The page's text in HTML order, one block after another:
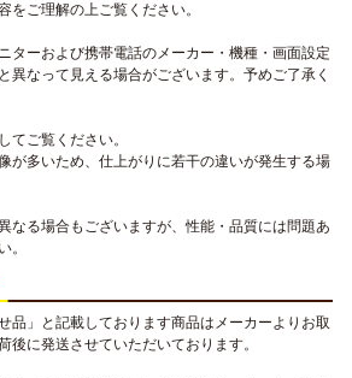
をご理解の上ご覧ください。
ターおよび携帯電話のメーカー・機種・画面設定
異なって見える場合がございます。予めご了承く
ご覧ください。
が多いため、仕上がりに若干の違いが発生する場
なる場合もございますが、性能・品質には問題あ
。
品」と記載しております商品はメーカーよりお取
後に発送させていただいております。